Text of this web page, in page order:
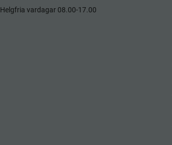
Helgfria vardagar 08.00-17.00